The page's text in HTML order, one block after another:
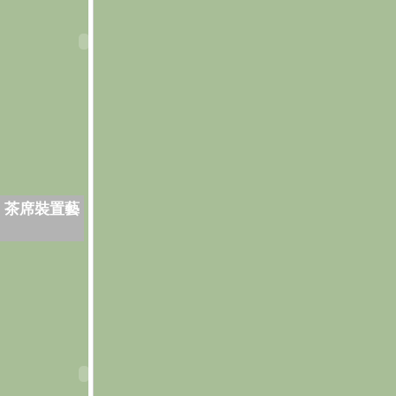
席裝置藝